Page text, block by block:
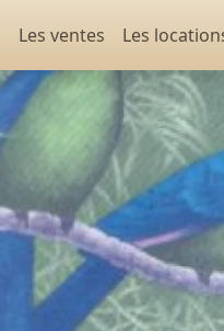
Les ventes Les